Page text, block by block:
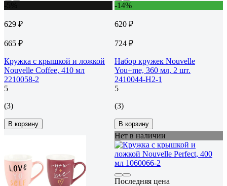
629 ₽
665 ₽
Кружка с крышкой и ложкой
Nouvelle Coffee, 410 мл
2210058-2
5
(3)
В корзину
-14%
620 ₽
724 ₽
Набор кружек Nouvelle
You+me, 360 мл, 2 шт.
2410044-Н2-1
5
(3)
В корзину
Нет в наличии
Последняя цена